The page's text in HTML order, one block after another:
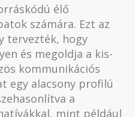
élő
számára. Ezt az
tervezték, hogy
és megoldja a kis-
kommunikációs
egy alacsony profilú
a
mint például